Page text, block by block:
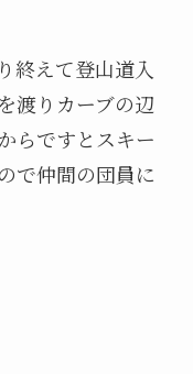
終えて登山道入
渡りカーブの辺
らですとスキー
で仲間の団員に